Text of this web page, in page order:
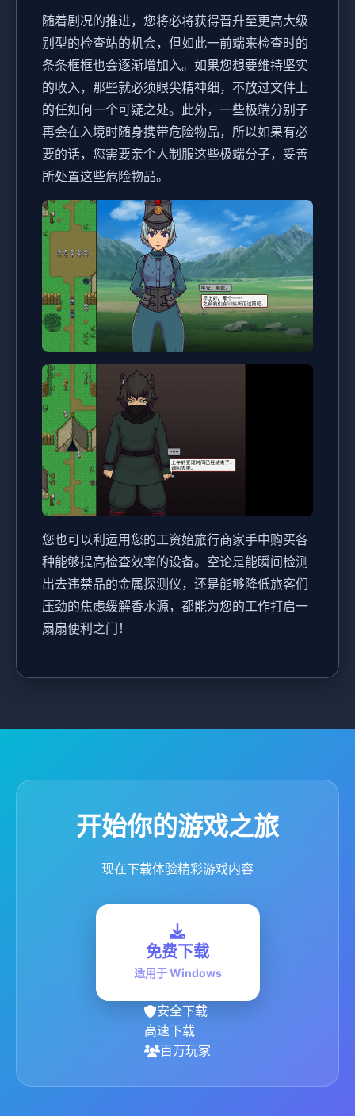
随着剧况的推进，您将必将获得晋升至更高大级
别型的检查站的机会，但如此一前端来检查时的
条条框框也会逐渐增加入。如果您想要维持坚实
的收入，那些就必须眼尖精神细，不放过文件上
的任如何一个可疑之处。此外，一些极端分别子
再会在入境时随身携带危险物品，所以如果有必
要的话，您需要亲个人制服这些极端分子，妥善
所处置这些危险物品。
您也可以利运用您的工资始旅行商家手中购买各
种能够提高检查效率的设备。空论是能瞬间检测
出去违禁品的金属探测仪，还是能够降低旅客们
压劲的焦虑缓解香水源，都能为您的工作打启一
扇扇便利之门！
开始你的游戏之旅
现在下载体验精彩游戏内容
免费下载
适用于 Windows
安全下载
高速下载
百万玩家